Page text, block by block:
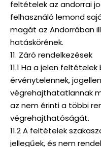
feltételek az andorrai
felhasználó lemond
magát az Andorrában
hatáskörének.
11. Záró rendelkezések
11.1 Ha a jelen
érvénytelennek,
végrehajthatatlannak
az nem érinti a többi
végrehajthatóságát.
11.2 A feltételek
jellegűek, és nem